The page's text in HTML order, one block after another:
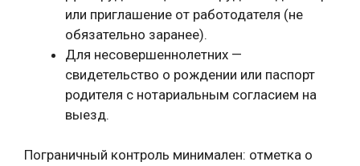
или приглашение от работодателя (не
обязательно заранее).
Для несовершеннолетних —
свидетельство о рождении или паспорт
родителя с нотариальным согласием на
выезд.
Пограничный контроль минимален: отметка о